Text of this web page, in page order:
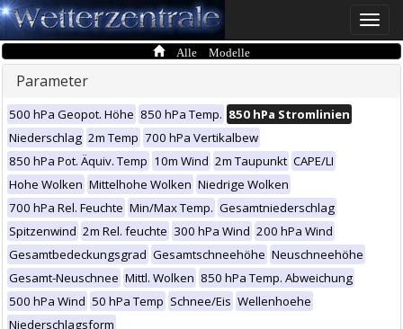
Toggle
Alle Modelle
Parameter
500 hPa Geopot. Höhe 850 hPa Temp. 850 hPa Stromlinien
Niederschlag 2m Temp 700 hPa Vertikalbew
850 hPa Pot. Äquiv. Temp 10m Wind 2m Taupunkt CAPE/LI
Hohe Wolken Mittelhohe Wolken Niedrige Wolken
700 hPa Rel. Feuchte Min/Max Temp. Gesamtniederschlag
Spitzenwind 2m Rel. feuchte 300 hPa Wind 200 hPa Wind
Gesamtbedeckungsgrad Gesamtschneehöhe Neuschneehöhe
Gesamt-Neuschnee Mittl. Wolken 850 hPa Temp. Abweichung
500 hPa Wind 50 hPa Temp Schnee/Eis Wellenhoehe
Niederschlagsform